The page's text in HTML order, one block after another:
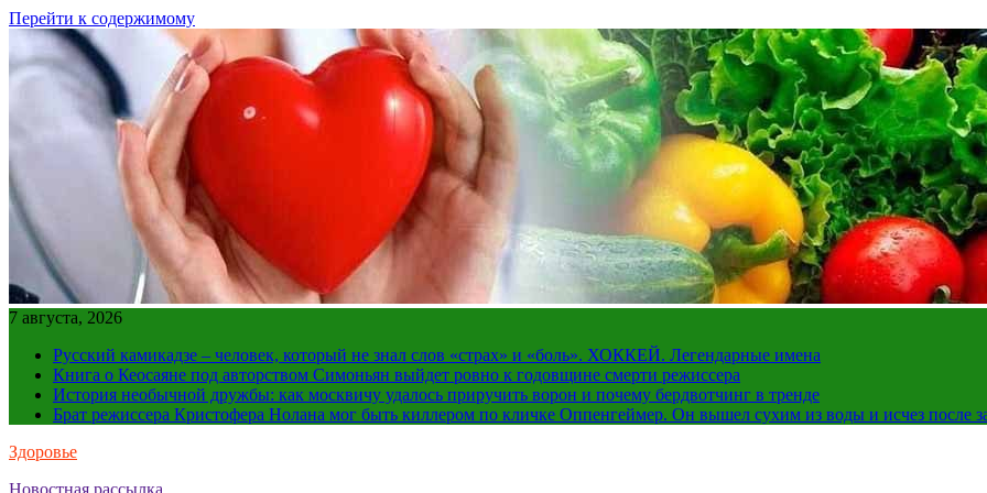
Перейти к содержимому
7 августа, 2026
Русский камикадзе – человек, который не знал слов «страх» и «боль». ХОККЕЙ. Легендарные имена
Книга о Кеосаяне под авторством Симоньян выйдет ровно к годовщине смерти режиссера
История необычной дружбы: как москвичу удалось приручить ворон и почему бердвотчинг в тренде
Брат режиссера Кристофера Нолана мог быть киллером по кличке Оппенгеймер. Он вышел сухим из воды и исчез после
Здоровье
Новостная рассылка